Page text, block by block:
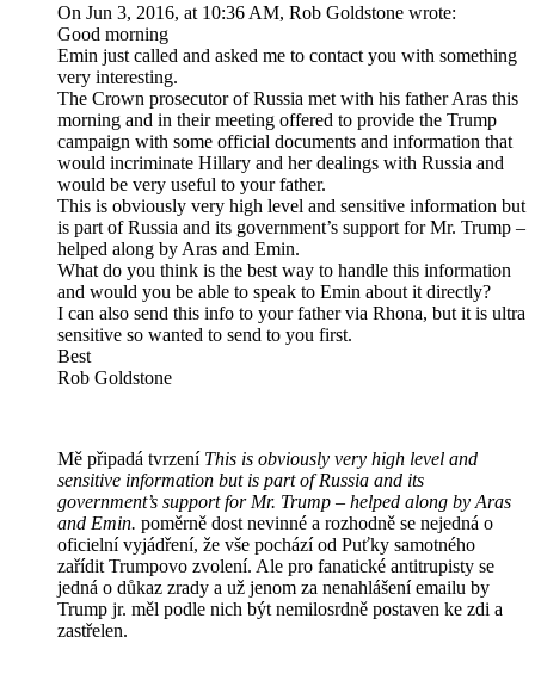
On Jun 3, 2016, at 10:36 AM, Rob Goldstone wrote:
Good morning
Emin just called and asked me to contact you with something
very interesting.
The Crown prosecutor of Russia met with his father Aras this
morning and in their meeting offered to provide the Trump
campaign with some official documents and information that
would incriminate Hillary and her dealings with Russia and
would be very useful to your father.
This is obviously very high level and sensitive information but
is part of Russia and its government’s support for Mr. Trump –
helped along by Aras and Emin.
What do you think is the best way to handle this information
and would you be able to speak to Emin about it directly?
I can also send this info to your father via Rhona, but it is ultra
sensitive so wanted to send to you first.
Best
Rob Goldstone
Mě připadá tvrzení This is obviously very high level and
sensitive information but is part of Russia and its
government’s support for Mr. Trump – helped along by Aras
and Emin. poměrně dost nevinné a rozhodně se nejedná o
oficielní vyjádření, že vše pochází od Puťky samotného
zařídit Trumpovo zvolení. Ale pro fanatické antitrupisty se
jedná o důkaz zrady a už jenom za nenahlášení emailu by
Trump jr. měl podle nich být nemilosrdně postaven ke zdi a
zastřelen.